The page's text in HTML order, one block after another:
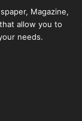
Magazine,
allow you to
needs.